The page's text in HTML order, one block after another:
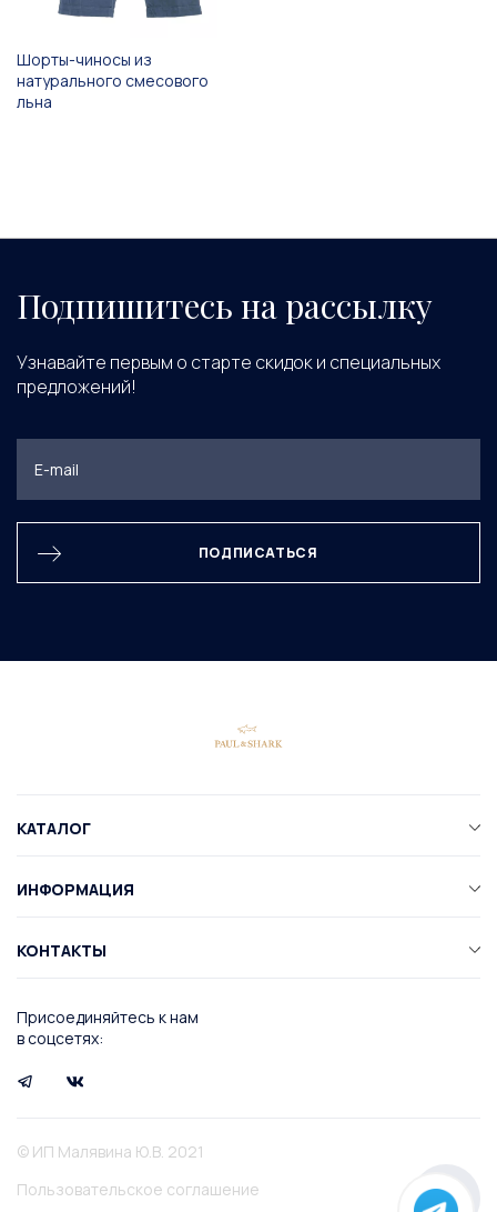
Шорты-чиносы из
натурального смесового
льна
Подпишитесь на рассылку
Узнавайте первым о старте скидок и специальных
предложений!
ПОДПИСАТЬСЯ
Присоединяйтесь к нам
в соцсетях:
КАТАЛОГ
ИНФОРМАЦИЯ
КОНТАКТЫ
© ИП Малявина Ю.В. 2021
Пользовательское соглашение